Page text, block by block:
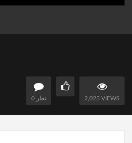
2,023 VIEWS 0 نظر